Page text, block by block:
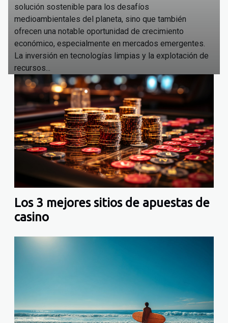
solución sostenible para los desafíos
medioambientales del planeta, sino que también
ofrecen una notable oportunidad de crecimiento
económico, especialmente en mercados emergentes.
La inversión en tecnologías limpias y la explotación de
recursos...
Los 3 mejores sitios de apuestas de
casino